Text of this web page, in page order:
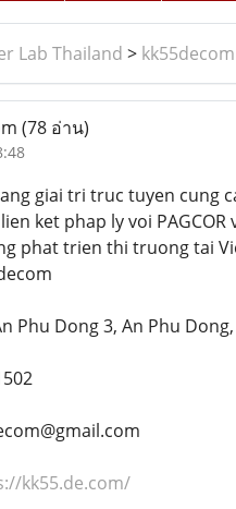
Lab Thailand > kk55decom
(78 อ่าน)
giai tri truc tuyen cung
ket phap ly voi
phat trien thi truong tai
Phu Dong 3, An Phu
kk55.de.com/